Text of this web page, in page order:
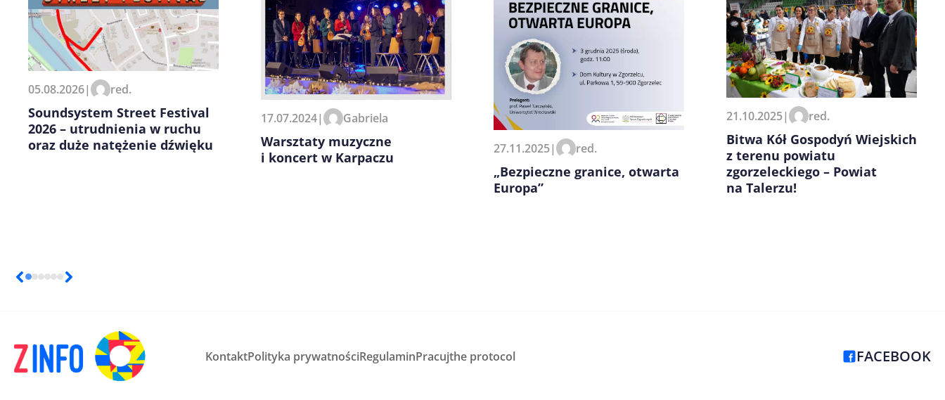
Zapamiętaj moje dane w tej przeglądarce podczas pisania
kolejnych komentarzy.
05.08.2026| red.
Soundsystem Street Festival
2026 – utrudnienia w ruchu
oraz duże natężenie dźwięku
17.07.2024| Gabriela
Warsztaty muzyczne
i koncert w Karpaczu
27.11.2025| red.
„Bezpieczne granice, otwarta
Europa”
21.10.2025| red.
Bitwa Kół Gospodyń Wiejskich
z terenu powiatu
zgorzeleckiego – Powiat
na Talerzu!
KontaktPolityka prywatnościRegulaminPracujthe protocol FACEBOOK